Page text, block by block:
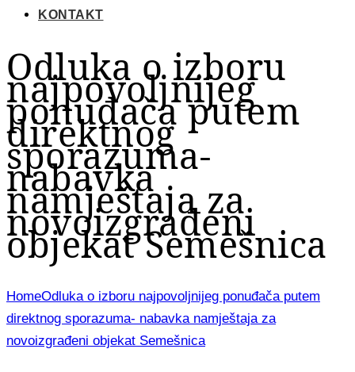
KONTAKT
Odluka o izboru
najpovoljnijeg
ponuđača putem
direktnog
sporazuma-
nabavka
namještaja za
novoizgrađeni
objekat Semešnica
HomeOdluka o izboru najpovoljnijeg ponuđača putem
direktnog sporazuma- nabavka namještaja za
novoizgrađeni objekat Semešnica